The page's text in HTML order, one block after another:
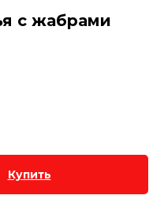
с жабрами
Купить